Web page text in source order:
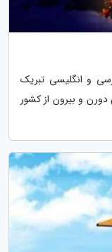
و انگلیسی تبریک
دورن و بیرون از کشور